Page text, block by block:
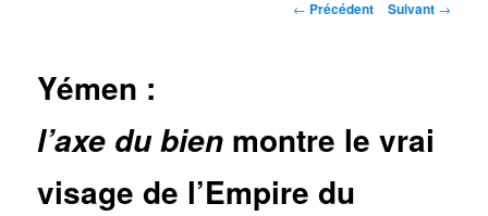
Navigation
← Précédent Suivant →
Yémen :
l’axe du bien montre le vrai
visage de l’Empire du